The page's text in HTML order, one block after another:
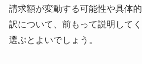
請求額が変動する可能性や具体
訳について、前もって説明して
選ぶとよいでしょう。